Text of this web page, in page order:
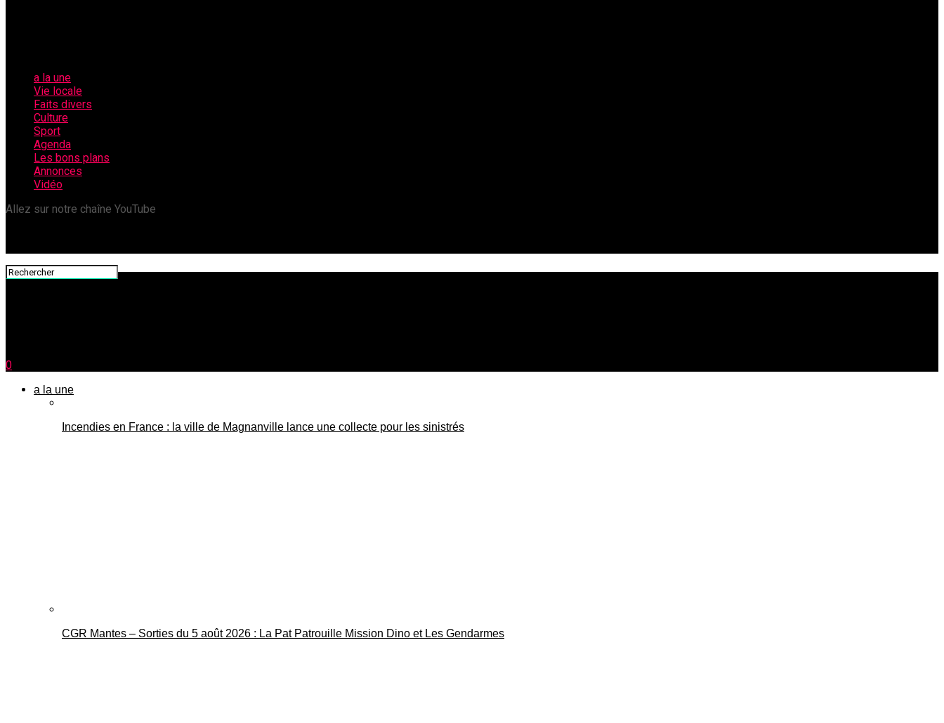
a la une
Vie locale
Faits divers
Culture
Sport
Agenda
Les bons plans
Annonces
Vidéo
Allez sur notre chaîne YouTube
0
a la une
Incendies en France : la ville de Magnanville lance une collecte pour les sinistrés
CGR Mantes – Sorties du 5 août 2026 : La Pat Patrouille Mission Dino et Les Gendarmes